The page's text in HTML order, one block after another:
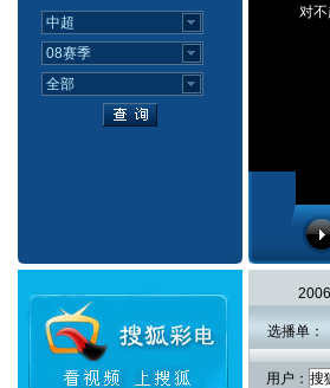
对
选播单：
用户：